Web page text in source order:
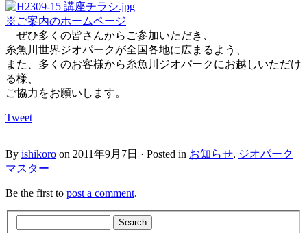
※ご案内のホームページ
ぜひ多くの皆さんからご参加いただき、
糸魚川世界ジオパークが全国各地に広まるよう、
また、多くのお客様から糸魚川ジオパークにお越しいただけ
る様、
ご協力をお願いします。
Tweet
By ishikoro on 2011年9月7日 · Posted in お知らせ, ジオパーク
マスター
Be the first to post a comment.